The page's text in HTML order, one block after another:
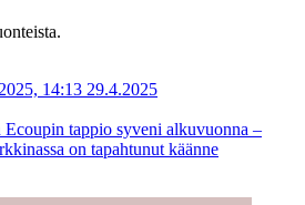
14:13 29.4.2025
tappio syveni alkuvuonna –
on tapahtunut käänne